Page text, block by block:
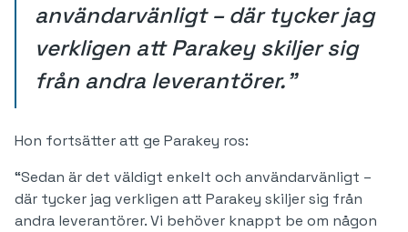
användarvänligt – där tycker jag
verkligen att Parakey skiljer sig
från andra leverantörer."
Hon fortsätter att ge Parakey ros:
“Sedan är det väldigt enkelt och användarvänligt –
där tycker jag verkligen att Parakey skiljer sig från
andra leverantörer. Vi behöver knappt be om någon